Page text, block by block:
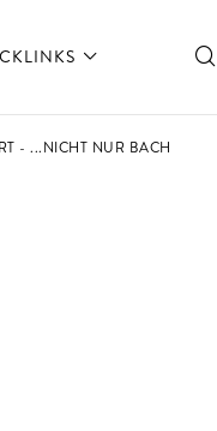
- ...NICHT NUR BACH